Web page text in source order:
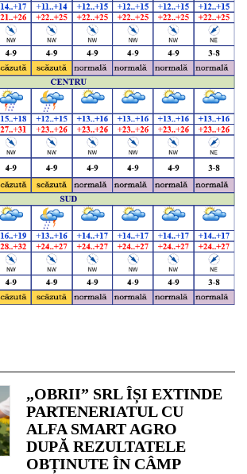
„OBRII” SRL ÎȘI EXTINDE
PARTENERIATUL CU
ALFA SMART AGRO
DUPĂ REZULTATELE
OBȚINUTE ÎN CÂMP